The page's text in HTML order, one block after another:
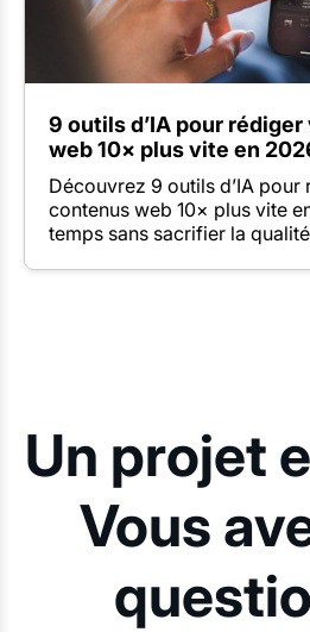
9 outils d’IA pour
web 10× plus vite en
Découvrez 9 outils d’IA pour
contenus web 10× plus vite
temps sans sacrifier la
Un projet
Vous